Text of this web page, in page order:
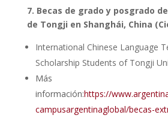
7. Becas de grado y posgrado
de Tongji en Shanghái, China
International Chinese Language
Scholarship Students of Tongji
Más
información:https://
campusargentinaglobal/becas-